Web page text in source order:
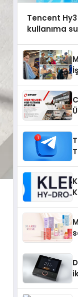
Tencent
kullanıma